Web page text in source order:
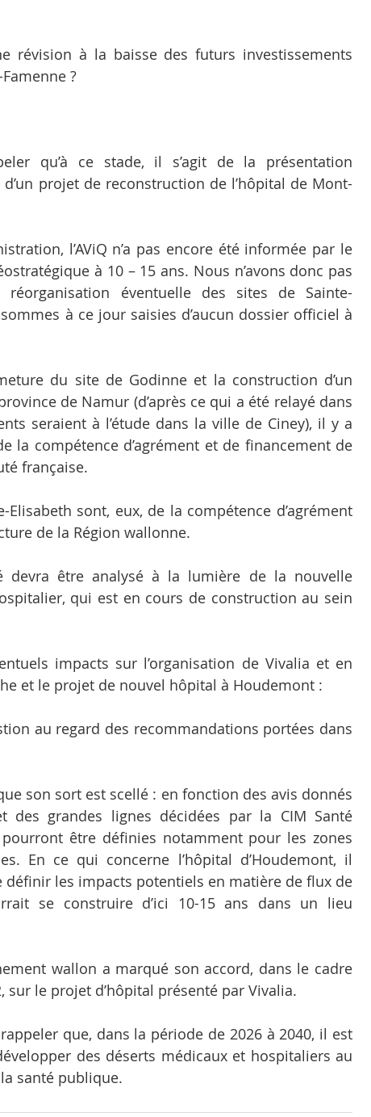
révision à la baisse des futurs investissements
?
qu’à ce stade, il s’agit de la présentation
projet de reconstruction de l’hôpital de Mont-
l’AViQ n’a pas encore été informée par le
à 10 – 15 ans. Nous n’avons donc pas
éventuelle des sites de Sainte-
à ce jour saisies d’aucun dossier officiel à
du site de Godinne et la construction d’un
de Namur (d’après ce qui a été relayé dans
seraient à l’étude dans la ville de Ciney), il y a
la compétence d’agrément et de financement de
française.
sont, eux, de la compétence d’agrément
de la Région wallonne.
devra être analysé à la lumière de la nouvelle
qui est en cours de construction au sein
impacts sur l’organisation de Vivalia et en
et le projet de nouvel hôpital à Houdemont :
au regard des recommandations portées dans
son sort est scellé : en fonction des avis donnés
des grandes lignes décidées par la CIM Santé
être définies notamment pour les zones
En ce qui concerne l’hôpital d’Houdemont, il
les impacts potentiels en matière de flux de
se construire d’ici 10-15 ans dans un lieu
wallon a marqué son accord, dans le cadre
sur le projet d’hôpital présenté par Vivalia.
que, dans la période de 2026 à 2040, il est
des déserts médicaux et hospitaliers au
santé publique.